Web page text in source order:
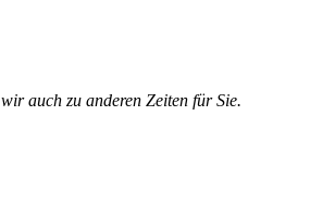
auch zu anderen Zeiten für Sie.